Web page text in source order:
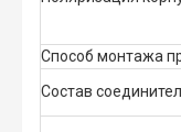
Способ монтажа
Состав